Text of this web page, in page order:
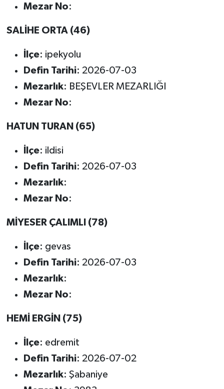
Mezar No:
SALİHE ORTA (46)
İlçe: ipekyolu
Defin Tarihi: 2026-07-03
Mezarlık: BEŞEVLER MEZARLIĞI
Mezar No:
HATUN TURAN (65)
İlçe: ildisi
Defin Tarihi: 2026-07-03
Mezarlık:
Mezar No:
MİYESER ÇALIMLI (78)
İlçe: gevas
Defin Tarihi: 2026-07-03
Mezarlık:
Mezar No:
HEMİ ERGİN (75)
İlçe: edremit
Defin Tarihi: 2026-07-02
Mezarlık: Şabaniye